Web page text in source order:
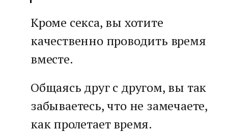
Кроме секса, вы хотите
качественно проводить время
вместе.
Общаясь друг с другом, вы так
забываетесь, что не замечаете,
как пролетает время.